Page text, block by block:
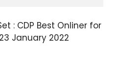
: CDP Best Onliner for
January 2022